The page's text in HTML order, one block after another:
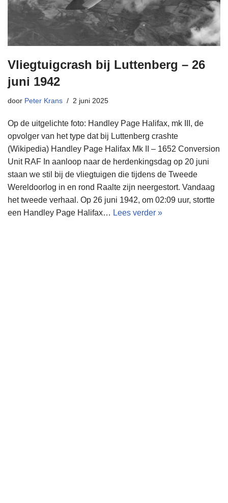
Vliegtuigcrash bij Luttenberg – 26
juni 1942
door Peter Krans 2 juni 2025
Op de uitgelichte foto: Handley Page Halifax, mk III, de
opvolger van het type dat bij Luttenberg crashte
(Wikipedia) Handley Page Halifax Mk II – 1652 Conversion
Unit RAF In aanloop naar de herdenkingsdag op 20 juni
staan we stil bij de vliegtuigen die tijdens de Tweede
Wereldoorlog in en rond Raalte zijn neergestort. Vandaag
het tweede verhaal. Op 26 juni 1942, om 02:09 uur, stortte
een Handley Page Halifax… Lees verder »